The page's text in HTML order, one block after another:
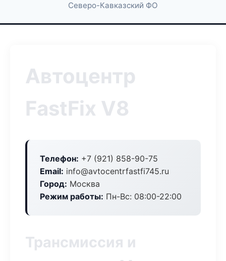
Северо-Кавказский ФО
Автоцентр
FastFix V8
Телефон: +7 (921) 858-90-75
Email: info@avtocentrfastfi745.ru
Город: Москва
Режим работы: Пн-Вс: 08:00-22:00
Трансмиссия и